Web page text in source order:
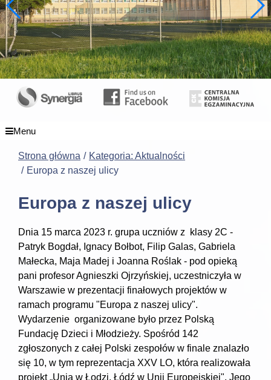
Menu
Strona główna
Kategoria: Aktualności
Europa z naszej ulicy
Europa z naszej ulicy
Dnia 15 marca 2023 r. grupa uczniów z klasy 2C -
Patryk Bogdał​, Ignacy Bołbot​, Filip Galas​, Gabriela
Małecka​, Maja Madej​ i Joanna Roślak - ​pod opieką
pani profesor Agnieszki Ojrzyńskiej, uczestniczyła w
Warszawie w prezentacji finałowych projektów w
ramach programu "Europa z naszej ulicy".
Wydarzenie organizowane było przez Polską
Fundację Dzieci i Młodzieży. Spośród 142
zgłoszonych z całej Polski zespołów w finale znalazło
się 10, w tym reprezentacja XXV LO, która realizowała
projekt „Unia w Łodzi, Łódź w Unii Europejskiej". Jego